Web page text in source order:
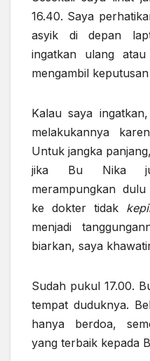
16.40. Saya
asyik di depan
ingatkan ulang
mengambil
Kalau saya
melakukannya
Untuk jangka
jika Bu Nika
merampungkan
ke dokter tidak
menjadi
biarkan, saya
Sudah pukul 17.00.
tempat duduknya.
hanya berdoa,
yang terbaik kepada